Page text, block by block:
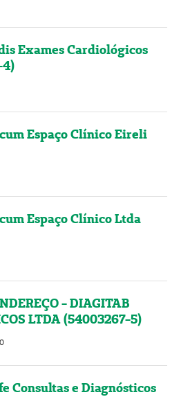
Exames Cardiológicos
4)
Espaço Clínico Eireli
Espaço Clínico Ltda
- DIAGITAB
LTDA (54003267-5)
Consultas e Diagnósticos